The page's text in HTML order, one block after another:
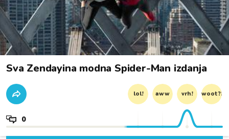
Sva Zendayina modna Spider-Man izdanja
lol! aww vrh! woot?!
0